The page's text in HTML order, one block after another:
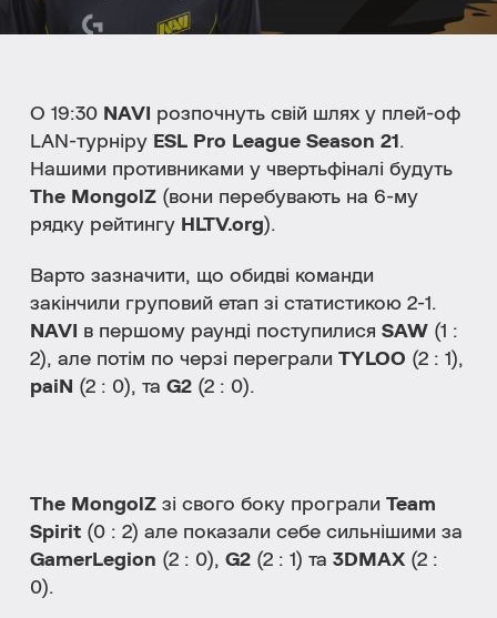
О 19:30 NAVI
розпочнуть свій шлях у плей-оф
LAN-турніру ESL Pro League Season 21 .
Нашими противниками у чвертьфіналі будуть
The MongolZ (вони перебувають на 6-му
рядку рейтингу HLTV.org).
Варто зазначити, що обидві команди
закінчили груповий етап зі статистикою 2-1.
NAVI
в першому раунді поступилися SAW (1 :
2), але потім по черзі переграли TYLOO (2 : 1),
paiN (2 : 0), та G2 (2 : 0).
The MongolZ зі свого боку програли Team
Spirit (0 : 2) але показали себе сильнішими за
GamerLegion (2 : 0), G2 (2 : 1) та 3DMAX (2 :
0).